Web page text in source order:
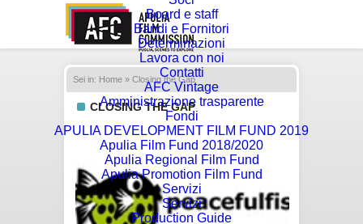
Board e staff
Bandi e Fornitori
Determinazioni
Lavora con noi
Contatti
AFC Vintage
Amministrazione trasparente
Fondi
APULIA DEVELOPMENT FILM FUND 2019
Apulia Film Fund 2018/2020
Apulia Regional Film Fund
Apulia Promotion Film Fund
Servizi
Servizi
Production Guide
Sei in: Home » Closing the Gap
CLOSING THE GAP